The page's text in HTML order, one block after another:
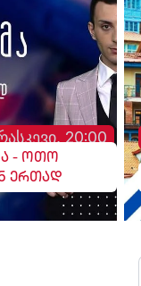
20:00
- ოთო
ერთად